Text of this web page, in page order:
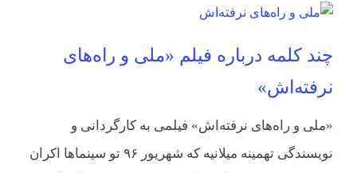
چند کلمه‌ درباره فیلم «ملی و راه‌های
نرفته‌اش»
«ملی و راه‌های نرفته‌اش» فیلمی به کارگردانی و
نویسندگی تهمینه میلانیه که شهریور ۹۶ تو سینماها اکران